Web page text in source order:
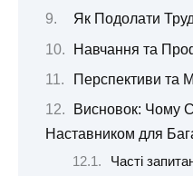
Як Подолати
Навчання та
Перспективи та
Висновок: Чому
Наставником для
Часті